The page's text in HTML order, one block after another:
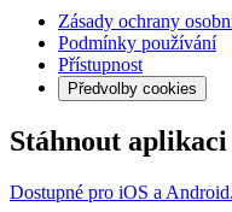
Zásady ochrany
Podmínky používání
Přístupnost
Předvolby cookies
Stáhnout aplikaci
Dostupné pro iOS a